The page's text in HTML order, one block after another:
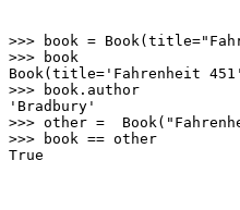
>>> book =
>>> book
Book(title='Fahrenheit
>>> book.author
'Bradbury'
>>> other =
>>> book == other
True